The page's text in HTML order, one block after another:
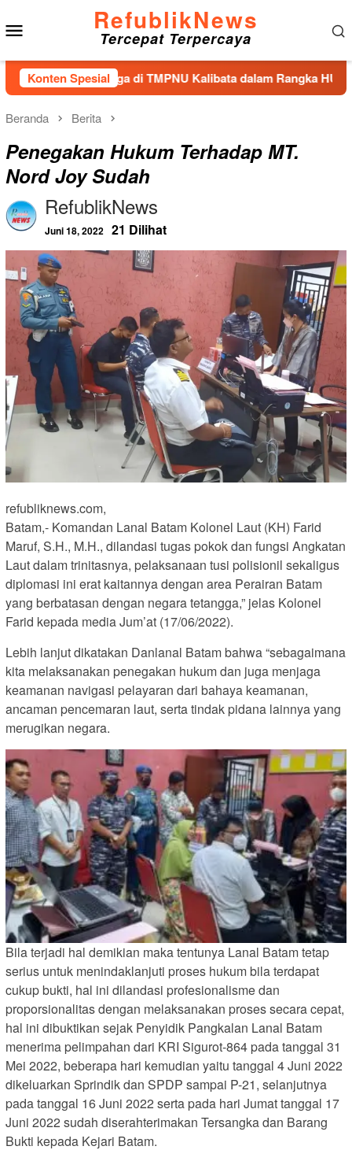
ke
konten
RefublikNews
Tercepat Terpercaya
Konten Spesial
Bunga di TMPNU Kalibata dalam Rangka HUT Ke-40 PPAL
Beranda Berita
Penegakan Hukum Terhadap MT.
Nord Joy Sudah
RefublikNews
Juni 18, 2022 21 Dilihat
refubliknews.com,
Batam,- Komandan Lanal Batam Kolonel Laut (KH) Farid
Maruf, S.H., M.H., dilandasi tugas pokok dan fungsi Angkatan
Laut dalam trinitasnya, pelaksanaan tusi polisionil sekaligus
diplomasi ini erat kaitannya dengan area Perairan Batam
yang berbatasan dengan negara tetangga,” jelas Kolonel
Farid kepada media Jum’at (17/06/2022).
Lebih lanjut dikatakan Danlanal Batam bahwa “sebagaimana
kita melaksanakan penegakan hukum dan juga menjaga
keamanan navigasi pelayaran dari bahaya keamanan,
ancaman pencemaran laut, serta tindak pidana lainnya yang
merugikan negara.
Bila terjadi hal demikian maka tentunya Lanal Batam tetap
serius untuk menindaklanjuti proses hukum bila terdapat
cukup bukti, hal ini dilandasi profesionalisme dan
proporsionalitas dengan melaksanakan proses secara cepat,
hal ini dibuktikan sejak Penyidik Pangkalan Lanal Batam
menerima pelimpahan dari KRI Sigurot-864 pada tanggal 31
Mei 2022, beberapa hari kemudian yaitu tanggal 4 Juni 2022
dikeluarkan Sprindik dan SPDP sampai P-21, selanjutnya
pada tanggal 16 Juni 2022 serta pada hari Jumat tanggal 17
Juni 2022 sudah diserahterimakan Tersangka dan Barang
Bukti kepada Kejari Batam.